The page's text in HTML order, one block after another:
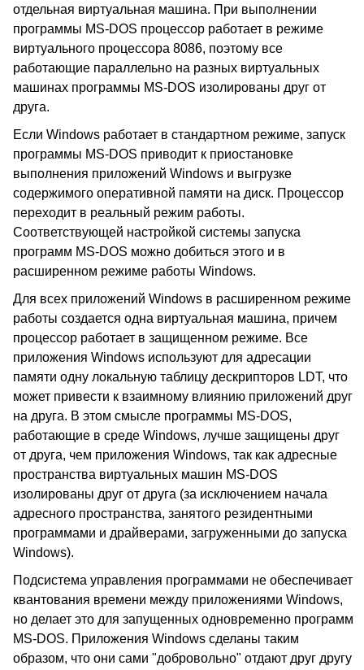
отдельная виртуальная машина. При выполнении
программы MS-DOS процессор работает в режиме
виртуального процессора 8086, поэтому все
работающие параллельно на разных виртуальных
машинах программы MS-DOS изолированы друг от
друга.
Если Windows работает в стандартном режиме, запуск
программы MS-DOS приводит к приостановке
выполнения приложений Windows и выгрузке
содержимого оперативной памяти на диск. Процессор
переходит в реальный режим работы.
Соответствующей настройкой системы запуска
программ MS-DOS можно добиться этого и в
расширенном режиме работы Windows.
Для всех приложений Windows в расширенном режиме
работы создается одна виртуальная машина, причем
процессор работает в защищенном режиме. Все
приложения Windows используют для адресации
памяти одну локальную таблицу дескрипторов LDT, что
может привести к взаимному влиянию приложений друг
на друга. В этом смысле программы MS-DOS,
работающие в среде Windows, лучше защищены друг
от друга, чем приложения Windows, так как адресные
пространства виртуальных машин MS-DOS
изолированы друг от друга (за исключением начала
адресного пространства, занятого резидентными
программами и драйверами, загруженными до запуска
Windows).
Подсистема управления программами не обеспечивает
квантования времени между приложениями Windows,
но делает это для запущенных одновременно программ
MS-DOS. Приложения Windows сделаны таким
образом, что они сами "добровольно" отдают друг другу